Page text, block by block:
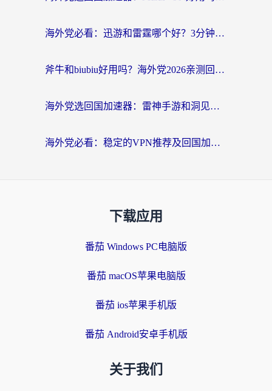
海外党必看：迅游和雷霆哪个好？3分钟教你选对回国加速器，无缝刷国内剧玩手游
斧牛和biubiu好用吗？海外党2026亲测回国加速器指南，附番茄加速器深度体验
海外党选回国加速器：雷神手游和洞见哪个好？附iPhone免费VPN推荐及ChickCNUfunR实测
海外党必看：稳定的VPN推荐及回国加速器选择全攻略——告别地域限制，轻松刷国内资源
下载应用
番茄 Windows PC电脑版
番茄 macOS苹果电脑版
番茄 ios苹果手机版
番茄 Android安卓手机版
关于我们